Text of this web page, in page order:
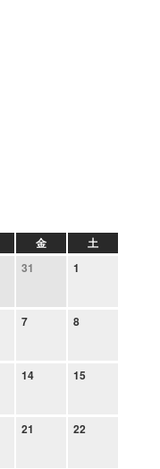
金
土
31 1
7 8
14 15
21 22